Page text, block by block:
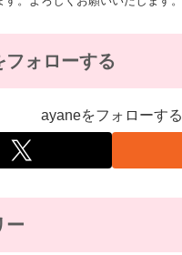
フォローする
ayaneをフォローする
ー